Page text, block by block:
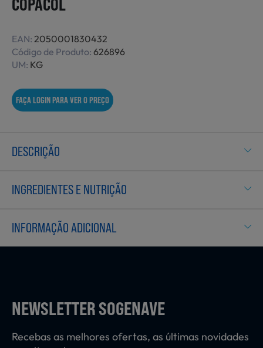
Refeições Prontas
Frutas e Legumes
Mercearia
EAN: 2050001830432
Código de Produto: 626896
UM: KG
FAÇA LOGIN PARA VER O PREÇO
DESCRIÇÃO
INGREDIENTES E NUTRIÇÃO
INFORMAÇÃO ADICIONAL
NEWSLETTER SOGENAVE
Recebas as melhores ofertas, as últimas novidades